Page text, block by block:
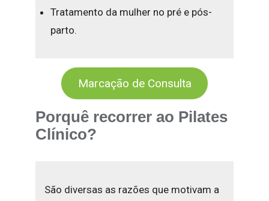
Tratamento da mulher no pré e pós-
parto.
Marcação de Consulta
Porquê recorrer ao Pilates
Clínico?
São diversas as razões que motivam a